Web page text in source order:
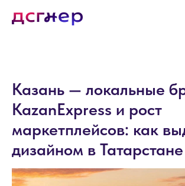
Казань — локальные
KazanExpress и рост
маркетплейсов: как
дизайном в Татарстане